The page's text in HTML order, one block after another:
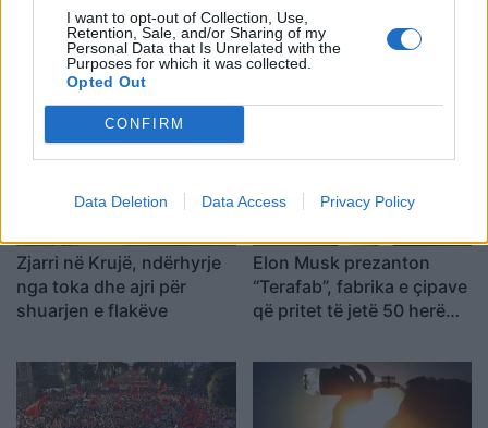
I want to opt-out of Collection, Use,
Retention, Sale, and/or Sharing of my
Personal Data that Is Unrelated with the
Purposes for which it was collected.
Opted Out
CONFIRM
Data Deletion Data Access Privacy Policy
Jeta jote kaq e pati/ Sherri
mes të dënuarve në
burgun e Fierit, zbardhet
dëshmia e Denis Bajrit:
Urdhrin për të më sulmuar
e dha Ibrahim Lici…
Plas me mbrojtësin e
Kombëtares! Refuzoi të
luante, trajneri tregon
në vendimin drastik
Zjarri në Krujë, ndërhyrje
nga toka dhe ajri për
shuarjen e flakëve
Elon Musk prezanton
“Terafab”, fabrika e çipave
që pritet të jetë 50 herë